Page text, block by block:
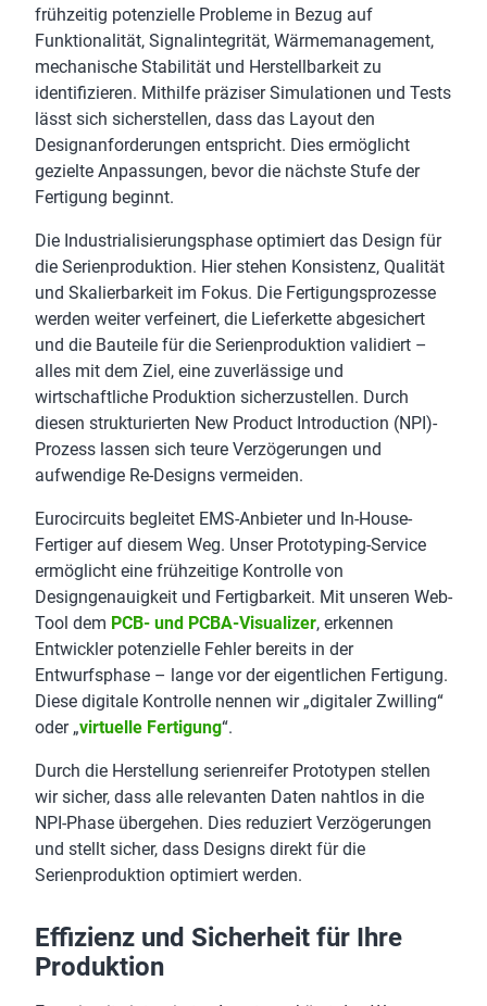
frühzeitig potenzielle Probleme in Bezug auf
Funktionalität, Signalintegrität, Wärmemanagement,
mechanische Stabilität und Herstellbarkeit zu
identifizieren. Mithilfe präziser Simulationen und Tests
lässt sich sicherstellen, dass das Layout den
Designanforderungen entspricht. Dies ermöglicht
gezielte Anpassungen, bevor die nächste Stufe der
Fertigung beginnt.
Die Industrialisierungsphase optimiert das Design für
die Serienproduktion. Hier stehen Konsistenz, Qualität
und Skalierbarkeit im Fokus. Die Fertigungsprozesse
werden weiter verfeinert, die Lieferkette abgesichert
und die Bauteile für die Serienproduktion validiert –
alles mit dem Ziel, eine zuverlässige und
wirtschaftliche Produktion sicherzustellen. Durch
diesen strukturierten New Product Introduction (NPI)-
Prozess lassen sich teure Verzögerungen und
aufwendige Re-Designs vermeiden.
Eurocircuits begleitet EMS-Anbieter und In-House-
Fertiger auf diesem Weg. Unser Prototyping-Service
ermöglicht eine frühzeitige Kontrolle von
Designgenauigkeit und Fertigbarkeit. Mit unseren Web-
Tool dem PCB- und PCBA-Visualizer, erkennen
Entwickler potenzielle Fehler bereits in der
Entwurfsphase – lange vor der eigentlichen Fertigung.
Diese digitale Kontrolle nennen wir „digitaler Zwilling“
oder „virtuelle Fertigung“.
Durch die Herstellung serienreifer Prototypen stellen
wir sicher, dass alle relevanten Daten nahtlos in die
NPI-Phase übergehen. Dies reduziert Verzögerungen
und stellt sicher, dass Designs direkt für die
Serienproduktion optimiert werden.
Effizienz und Sicherheit für Ihre
Produktion